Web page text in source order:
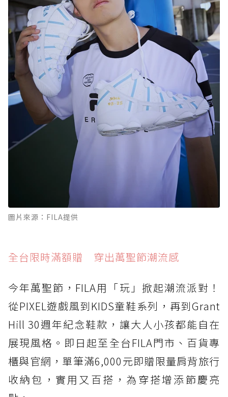
圖片來源：FILA提供
全台限時滿額贈 穿出萬聖節潮流感
今年萬聖節，FILA用「玩」掀起潮流派對！
從PIXEL遊戲風到KIDS童鞋系列，再到Grant
Hill 30週年紀念鞋款，讓大人小孩都能自在
展現風格。即日起至全台FILA門市、百貨專
櫃與官網，單筆滿6,000元即贈限量肩背旅行
收納包，實用又百搭，為穿搭增添節慶亮